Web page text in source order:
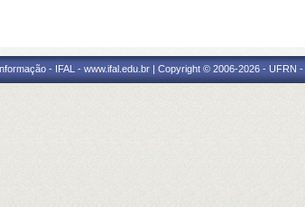
- IFAL - www.ifal.edu.br | Copyright © 2006-2026 - UFRN